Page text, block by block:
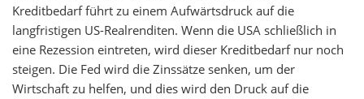
Kreditbedarf führt zu einem Aufwärtsdruck auf die
langfristigen US-Realrenditen. Wenn die USA schließlich in
eine Rezession eintreten, wird dieser Kreditbedarf nur noch
steigen. Die Fed wird die Zinssätze senken, um der
Wirtschaft zu helfen, und dies wird den Druck auf die